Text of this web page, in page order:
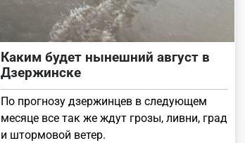
Каким будет нынешний август в
Дзержинске
По прогнозу дзержинцев в следующем
месяце все так же ждут грозы, ливни, град
и штормовой ветер.